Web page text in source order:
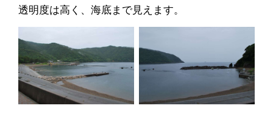
透明度は高く、海底まで見えます。